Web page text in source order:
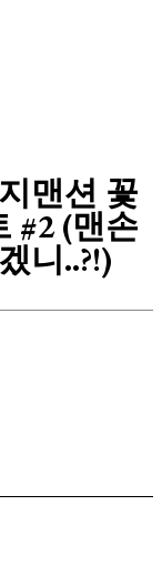
맨션 꽃
#2 (맨손
니..?!)